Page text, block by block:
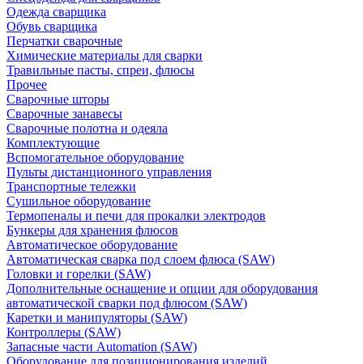
Одежда сварщика
Обувь сварщика
Перчатки сварочные
Химические материалы для сварки
Травильные пасты, спреи, флюсы
Прочее
Сварочные шторы
Сварочные занавесы
Сварочные полотна и одеяла
Комплектующие
Вспомогательное оборудование
Пульты дистанционного управления
Транспортные тележки
Сушильное оборудование
Термопеналы и печи для прокалки электродов
Бункеры для хранения флюсов
Автоматическое оборудование
Автоматическая сварка под слоем флюса (SAW)
Головки и горелки (SAW)
Дополнительные оснащение и опции для оборудования
автоматической сварки под флюсом (SAW)
Каретки и манипуляторы (SAW)
Контроллеры (SAW)
Запасные части Automation (SAW)
Оборудование для позиционирования изделий